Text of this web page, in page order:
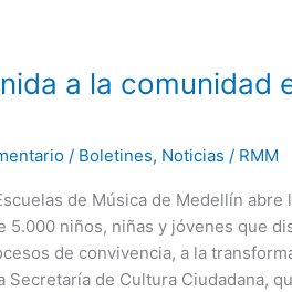
a la comunidad
/ Boletines, Noticias / RMM
de Música de Medellín
5.000 niños, niñas y jóvenes que
de convivencia, a la
Secretaría de Cultura Ciudadana,